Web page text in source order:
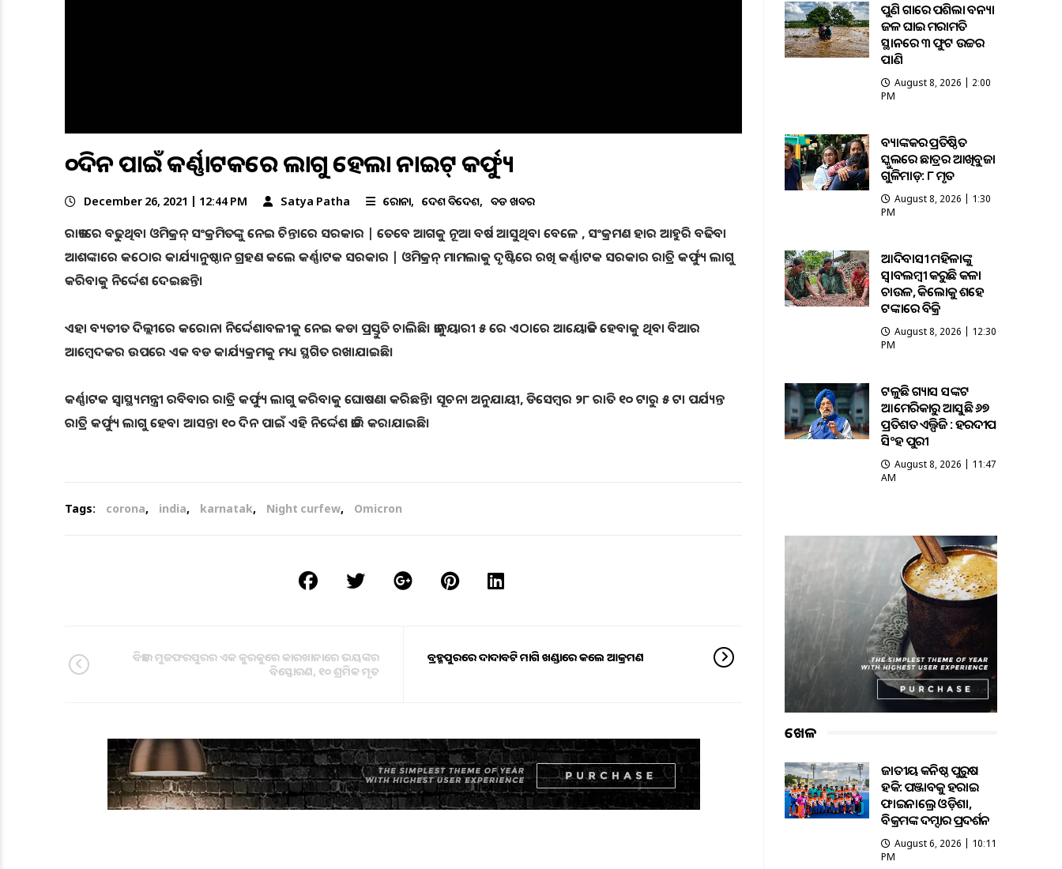
୧୦ଦିନ ପାଇଁ କର୍ଣ୍ଣାଟକରେ ଲାଗୁ ହେଲା ନାଇଟ୍‌ କର୍ଫ୍ୟୁ
December 26, 2021 | 12:44 PM Satya Patha କରୋନା ଦେଶ ବିଦେଶ ବଡ ଖବର
ରାଜ୍ୟରେ ବଢୁଥିବା ଓମିକ୍ରନ୍ ସଂକ୍ରମିତଙ୍କୁ ନେଇ ଚିନ୍ତାରେ ସରକାର | ତେବେ ଆଗକୁ ନୂଆ ବର୍ଷ ଆସୁଥିବା ବେଳେ , ସଂକ୍ରମଣ ହାର ଆହୁରି ବଢିବା
ଆଶଙ୍କାରେ କଠୋର କାର୍ଯ୍ୟାନୁଷ୍ଠାନ ଗ୍ରହଣ କଲେ କର୍ଣ୍ଣାଟକ ସରକାର | ଓମିକ୍ରନ୍‌ ମାମଲାକୁ ଦୃଷ୍ଟିରେ ରଖି କର୍ଣ୍ଣାଟକ ସରକାର ରାତ୍ରି କର୍ଫ୍ୟୁ ଲାଗୁ
କରିବାକୁ ନିର୍ଦ୍ଦେଶ ଦେଇଛନ୍ତି।
ଏହା ବ୍ୟତୀତ ଦିଲ୍ଲୀରେ କରୋନା ନିର୍ଦ୍ଦେଶାବଳୀକୁ ନେଇ କଡା ପ୍ରସ୍ତୁତି ଚାଲିଛି। ଜାନୁୟାରୀ ୫ ରେ ଏଠାରେ ଆୟୋଜିତ ହେବାକୁ ଥିବା ବିଆର
ଆମ୍ବେଦକର ଉପରେ ଏକ ବଡ କାର୍ଯ୍ୟକ୍ରମକୁ ମଧ୍ୟ ସ୍ଥଗିତ ରଖାଯାଇଛି।
କର୍ଣ୍ଣାଟକ ସ୍ୱାସ୍ଥ୍ୟମନ୍ତ୍ରୀ ରବିବାର ରାତ୍ରି କର୍ଫ୍ୟୁ ଲାଗୁ କରିବାକୁ ଘୋଷଣା କରିଛନ୍ତି। ସୂଚନା ଅନୁଯାୟୀ, ଡିସେମ୍ବର ୨୮ ରାତି ୧୦ ଟାରୁ ୫ ଟା ପର୍ଯ୍ୟନ୍ତ
ରାତ୍ରି କର୍ଫ୍ୟୁ ଲାଗୁ ହେବ। ଆସନ୍ତା ୧୦ ଦିନ ପାଇଁ ଏହି ନିର୍ଦ୍ଦେଶ ଜାରି କରାଯାଇଛି।
Tags: corona, india, karnatak, Night curfew, Omicron
ବିହାର ମୁଜଫରପୁରର ଏକ କୁରକୁରେ କାରଖାନାରେ ଭୟଙ୍କର
ବିସ୍ଫୋରଣ, ୧୦ ଶ୍ରମିକ ମୃତ
ବ୍ରହ୍ମପୁରରେ ଦାଦାବଟି ମାଗି ଖଣ୍ଡାରେ କଲେ ଆକ୍ରମଣ
ପୁଣି ଗାଁରେ ପଶିଲା ବନ୍ୟା
ଜଳ ଘାଇ ମରାମତି
ସ୍ଥାନରେ ୩ ଫୁଟ ଉଚ୍ଚର
ପାଣି
August 8, 2026 | 2:00
PM
ବ୍ୟାଙ୍କକର ପ୍ରତିଷ୍ଠିତ
ସ୍କୁଲରେ ଛାତ୍ରର ଆଖିବୁଜା
ଗୁଳିମାଡ଼: ୮ ମୃତ
August 8, 2026 | 1:30
PM
ଆଦିବାସୀ ମହିଳାଙ୍କୁ
ସ୍ଵାବଲମ୍ଵୀ କରୁଛି କଳା
ଚାଉଳ, କିଲୋକୁ ଶହେ
ଟଙ୍କାରେ ବିକ୍ରି
August 8, 2026 | 12:30
PM
ଟଳୁଛି ଗ୍ୟାସ ସଙ୍କଟ
ଆମେରିକାରୁ ଆସୁଛି ୬୭
ପ୍ରତିଶତ ଏଲ୍ପିଜି : ହରଦୀପ
ସିଂହ ପୁରୀ
August 8, 2026 | 11:47
AM
ଖେଳ
ଜାତୀୟ କନିଷ୍ଠ ପୁରୁଷ
ହକି: ପଞ୍ଜାବକୁ ହରାଇ
ଫାଇନାଲ୍ରେ ଓଡ଼ିଶା,
ବିକ୍ରମଙ୍କ ଦମ୍ଦାର ପ୍ରଦର୍ଶନ
August 6, 2026 | 10:11
PM